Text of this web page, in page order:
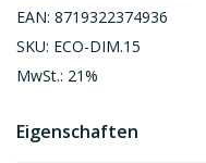
EAN: 8719322374936
SKU: ECO-DIM.15
MwSt.: 21%
Eigenschaften